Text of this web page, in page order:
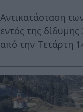
Αντικατάσταση
εντός της
από την Τετάρτη